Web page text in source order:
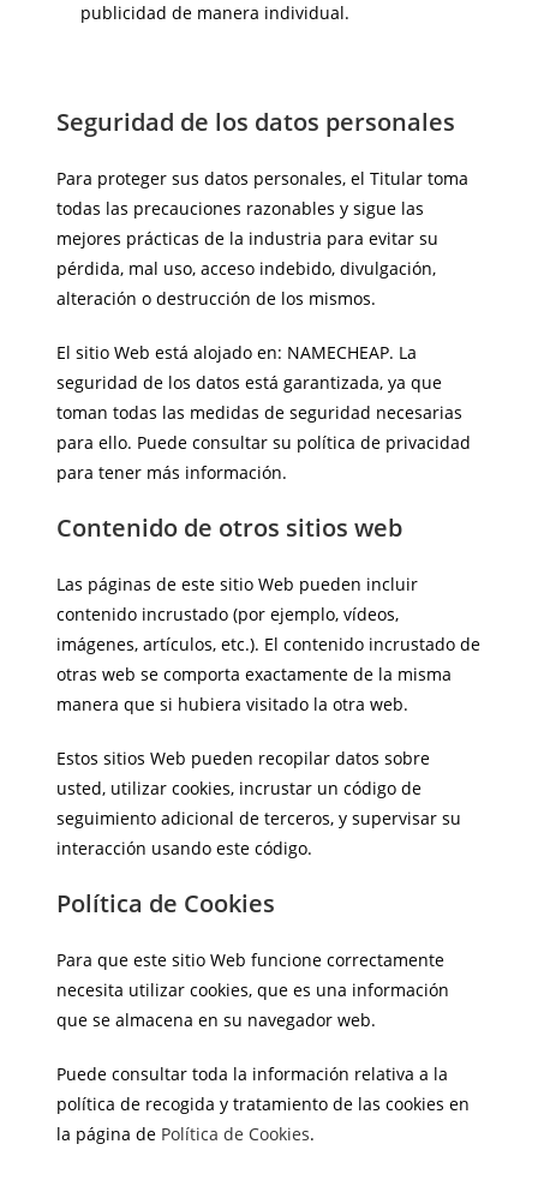
publicidad de manera individual.
Seguridad de los datos personales
Para proteger sus datos personales, el Titular toma
todas las precauciones razonables y sigue las
mejores prácticas de la industria para evitar su
pérdida, mal uso, acceso indebido, divulgación,
alteración o destrucción de los mismos.
El sitio Web está alojado en: NAMECHEAP. La
seguridad de los datos está garantizada, ya que
toman todas las medidas de seguridad necesarias
para ello. Puede consultar su política de privacidad
para tener más información.
Contenido de otros sitios web
Las páginas de este sitio Web pueden incluir
contenido incrustado (por ejemplo, vídeos,
imágenes, artículos, etc.). El contenido incrustado de
otras web se comporta exactamente de la misma
manera que si hubiera visitado la otra web.
Estos sitios Web pueden recopilar datos sobre
usted, utilizar cookies, incrustar un código de
seguimiento adicional de terceros, y supervisar su
interacción usando este código.
Política de Cookies
Para que este sitio Web funcione correctamente
necesita utilizar cookies, que es una información
que se almacena en su navegador web.
Puede consultar toda la información relativa a la
política de recogida y tratamiento de las cookies en
la página de Política de Cookies.